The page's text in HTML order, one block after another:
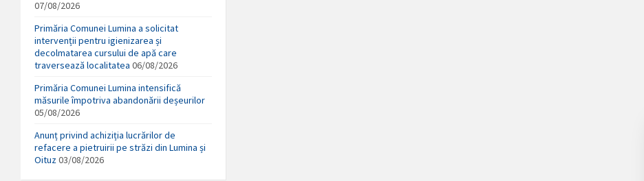
07/08/2026
Primăria Comunei Lumina a solicitat
intervenții pentru igienizarea și
decolmatarea cursului de apă care
traversează localitatea 06/08/2026
Primăria Comunei Lumina intensifică
măsurile împotriva abandonării deșeurilor
05/08/2026
Anunț privind achiziția lucrărilor de
refacere a pietruirii pe străzi din Lumina și
Oituz03/08/2026